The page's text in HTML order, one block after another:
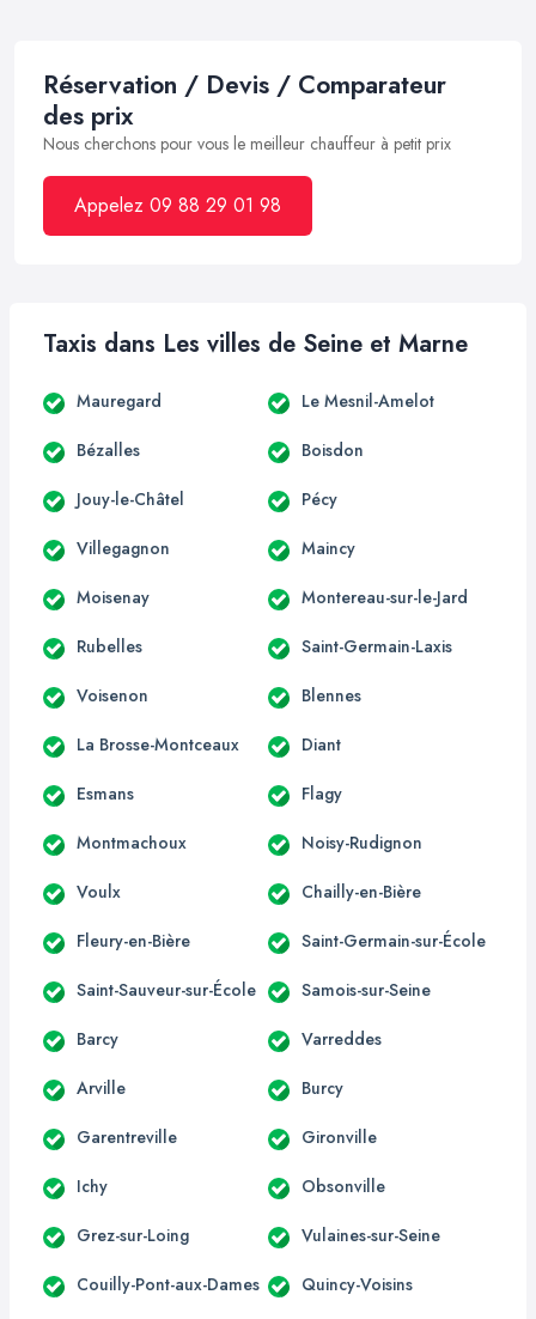
Réservation / Devis / Comparateur
des prix
Nous cherchons pour vous le meilleur chauffeur à petit prix
Appelez 09 88 29 01 98
Taxis dans Les villes de Seine et Marne
Mauregard Le Mesnil-Amelot
Bézalles Boisdon
Jouy-le-Châtel Pécy
Villegagnon Maincy
Moisenay Montereau-sur-le-Jard
Rubelles Saint-Germain-Laxis
Voisenon Blennes
La Brosse-Montceaux Diant
Esmans Flagy
Montmachoux Noisy-Rudignon
Voulx Chailly-en-Bière
Fleury-en-Bière Saint-Germain-sur-École
Saint-Sauveur-sur-École Samois-sur-Seine
Barcy Varreddes
Arville Burcy
Garentreville Gironville
Ichy Obsonville
Grez-sur-Loing Vulaines-sur-Seine
Couilly-Pont-aux-Dames Quincy-Voisins